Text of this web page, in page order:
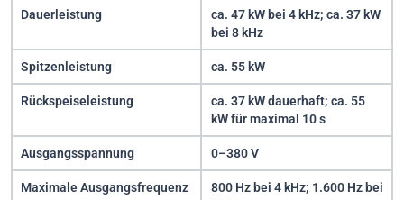
Dauerleistung
ca. 47 kW bei 4 kHz; ca. 37 kW
bei 8 kHz
Spitzenleistung ca. 55 kW
Rückspeiseleistung
ca. 37 kW dauerhaft; ca. 55
kW für maximal 10 s
Ausgangsspannung 0–380 V
Maximale Ausgangsfrequenz
800 Hz bei 4 kHz; 1.600 Hz bei